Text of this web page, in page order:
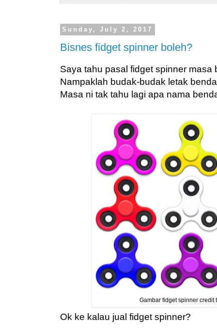
Sunday, July 2, 2017
Bisnes fidget spinner boleh?
Saya tahu pasal fidget spinner masa
Nampaklah budak-budak letak
Masa ni tak tahu lagi apa nama
Gambar fidget spinner credit
Ok ke kalau jual fidget spinner?